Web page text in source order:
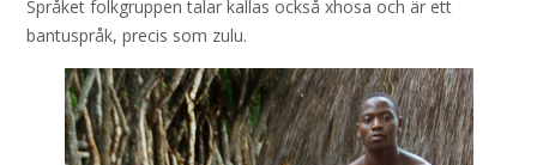
Språket folkgruppen talar kallas också xhosa och är ett
bantuspråk, precis som zulu.